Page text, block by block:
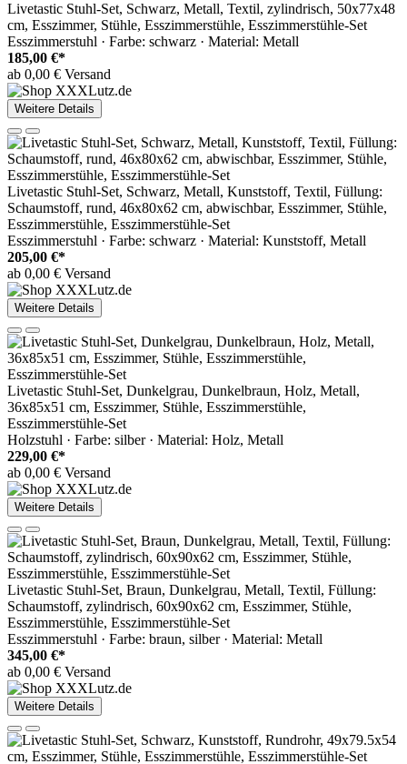
Livetastic Stuhl-Set, Schwarz, Metall, Textil, zylindrisch, 50x77x48
cm, Esszimmer, Stühle, Esszimmerstühle, Esszimmerstühle-Set
Esszimmerstuhl · Farbe: schwarz · Material: Metall
185,00 €*
ab 0,00 € Versand
Weitere Details
Livetastic Stuhl-Set, Schwarz, Metall, Kunststoff, Textil, Füllung:
Schaumstoff, rund, 46x80x62 cm, abwischbar, Esszimmer, Stühle,
Esszimmerstühle, Esszimmerstühle-Set
Esszimmerstuhl · Farbe: schwarz · Material: Kunststoff, Metall
205,00 €*
ab 0,00 € Versand
Weitere Details
Livetastic Stuhl-Set, Dunkelgrau, Dunkelbraun, Holz, Metall,
36x85x51 cm, Esszimmer, Stühle, Esszimmerstühle,
Esszimmerstühle-Set
Holzstuhl · Farbe: silber · Material: Holz, Metall
229,00 €*
ab 0,00 € Versand
Weitere Details
Livetastic Stuhl-Set, Braun, Dunkelgrau, Metall, Textil, Füllung:
Schaumstoff, zylindrisch, 60x90x62 cm, Esszimmer, Stühle,
Esszimmerstühle, Esszimmerstühle-Set
Esszimmerstuhl · Farbe: braun, silber · Material: Metall
345,00 €*
ab 0,00 € Versand
Weitere Details